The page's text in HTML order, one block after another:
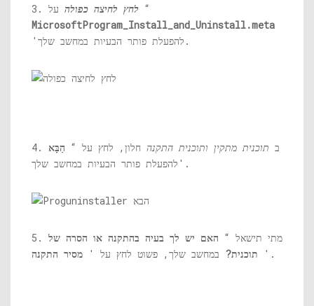
3. לחץ לחיצה כפולה על “
MicrosoftProgram_Install_and_Uninstall.meta
'להפעלת פותר הבעיות במחשב שלך.
4. ב תוכנית מתקין ותוכנית התקנה חלון, לחץ על “ הַבָּא
'להפעלת פותר הבעיות במחשב שלך.
5. מתי תישאל “ האם יש לך בעיה בהתקנה או הסרה של
תוכנית? במחשב שלך, פשוט לחץ על ' מסיר התקנה '.